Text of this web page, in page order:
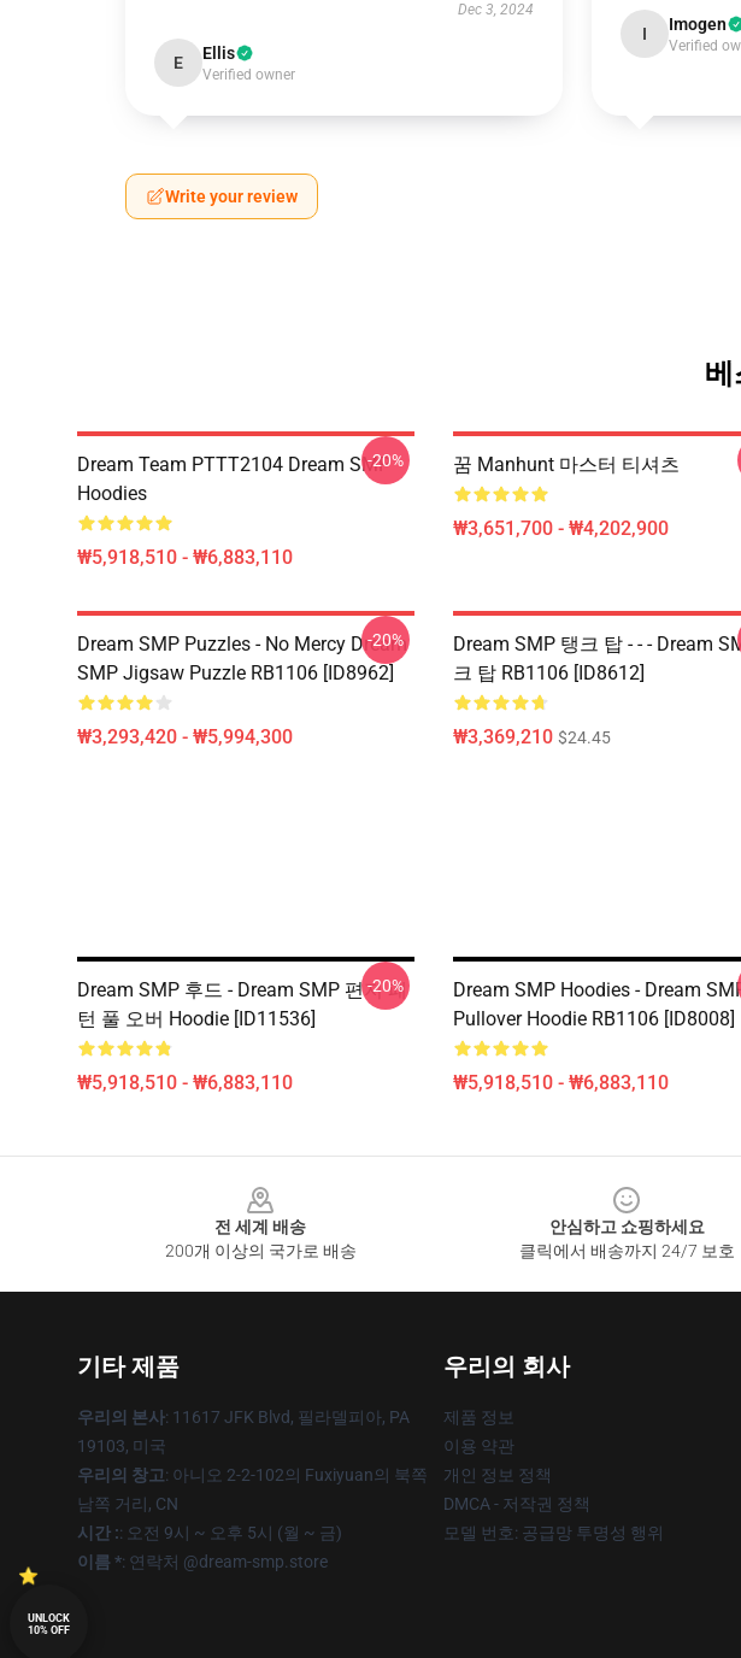
Dec 3, 2024
E Ellis
Verified owner
I Imogen
Verified
Write your review
베
Dream Team PTTT2104 Dream SMP
Hoodies
₩5,918,510 - ₩6,883,110
-20% 꿈 Manhunt 마스터 티셔츠
₩3,651,700 - ₩4,202,900
Dream SMP Puzzles - No Mercy Dream
SMP Jigsaw Puzzle RB1106 [ID8962]
₩3,293,420 - ₩5,994,300
-20%
Dream SMP 탱크 탑 - - - Dream
크 탑 RB1106 [ID8612]
₩3,369,210 $24.45
Dream SMP 후드 - Dream SMP 편지 패
턴 풀 오버 Hoodie [ID11536]
₩5,918,510 - ₩6,883,110
-20%
Dream SMP Hoodies - Dream
Pullover Hoodie RB1106 [ID8008]
₩5,918,510 - ₩6,883,110
전 세계 배송
200개 이상의 국가로 배송
안심하고 쇼핑하세요
클릭에서 배송까지 24/7 보호
기타 제품
우리의 본사: 11617 JFK Blvd, 필라델피아, PA
19103, 미국
우리의 창고: 아니오 2-2-102의 Fuxiyuan의 북쪽
남쪽 거리, CN
시간 :: 오전 9시 ~ 오후 5시 (월 ~ 금)
이름 *: 연락처 @dream-smp.store
우리의 회사
제품 정보
이용 약관
개인 정보 정책
DMCA - 저작권 정책
모델 번호: 공급망 투명성 행위
UNLOCK
10% OFF